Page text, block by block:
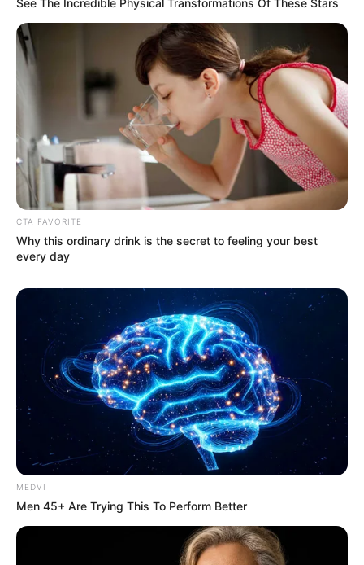
See The Incredible Physical Transformations Of These Stars
CTA FAVORITE
Why this ordinary drink is the secret to feeling your best
every day
MEDVI
Men 45+ Are Trying This To Perform Better